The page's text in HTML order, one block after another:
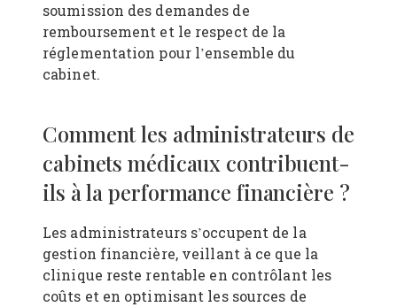
soumission des demandes de
remboursement et le respect de la
réglementation pour l’ensemble du
cabinet.
Comment les administrateurs de
cabinets médicaux contribuent-
ils à la performance financière ?
Les administrateurs s’occupent de la
gestion financière, veillant à ce que la
clinique reste rentable en contrôlant les
coûts et en optimisant les sources de